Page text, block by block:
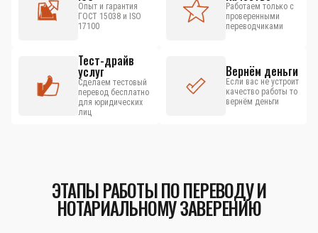
Опыт и гарантия
ГОСТ 15038 и ISO
17100
Работаем только с
проверенными
переводчиками
Тест-драйв
услуг
Сделаем тестовый
перевод бесплатно
для юридических
лиц
Вернём деньги
Если вас не устроит
качество работы то
вернём деньги
ЭТАПЫ РАБОТЫ ПО ПЕРЕВОДУ И
НОТАРИАЛЬНОМУ ЗАВЕРЕНИЮ